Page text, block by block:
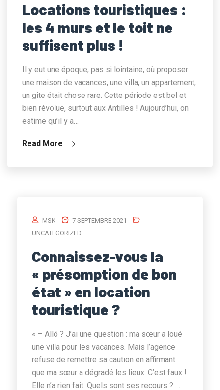
Locations touristiques :
les 4 murs et le toit ne
suffisent plus !
Il y eut une époque, pas si lointaine, où proposer
une maison de vacances, une villa, un appartement,
un gîte était chose rare. Cette période est bel et
bien révolue, surtout aux Antilles ! Aujourd’hui, on
estime qu’il y a…
Read More
MSK
7 SEPTEMBRE 2021
UNCATEGORIZED
Connaissez-vous la
« présomption de bon
état » en location
touristique ?
« – Allô ? J’ai une question : ma sœur a loué
une villa pour les vacances. Mais l’agence
refuse de remettre sa caution en affirmant
que ma sœur a dégradé les lieux. C’est faux !
Elle n’a rien fait. Quels sont ses recours ? …